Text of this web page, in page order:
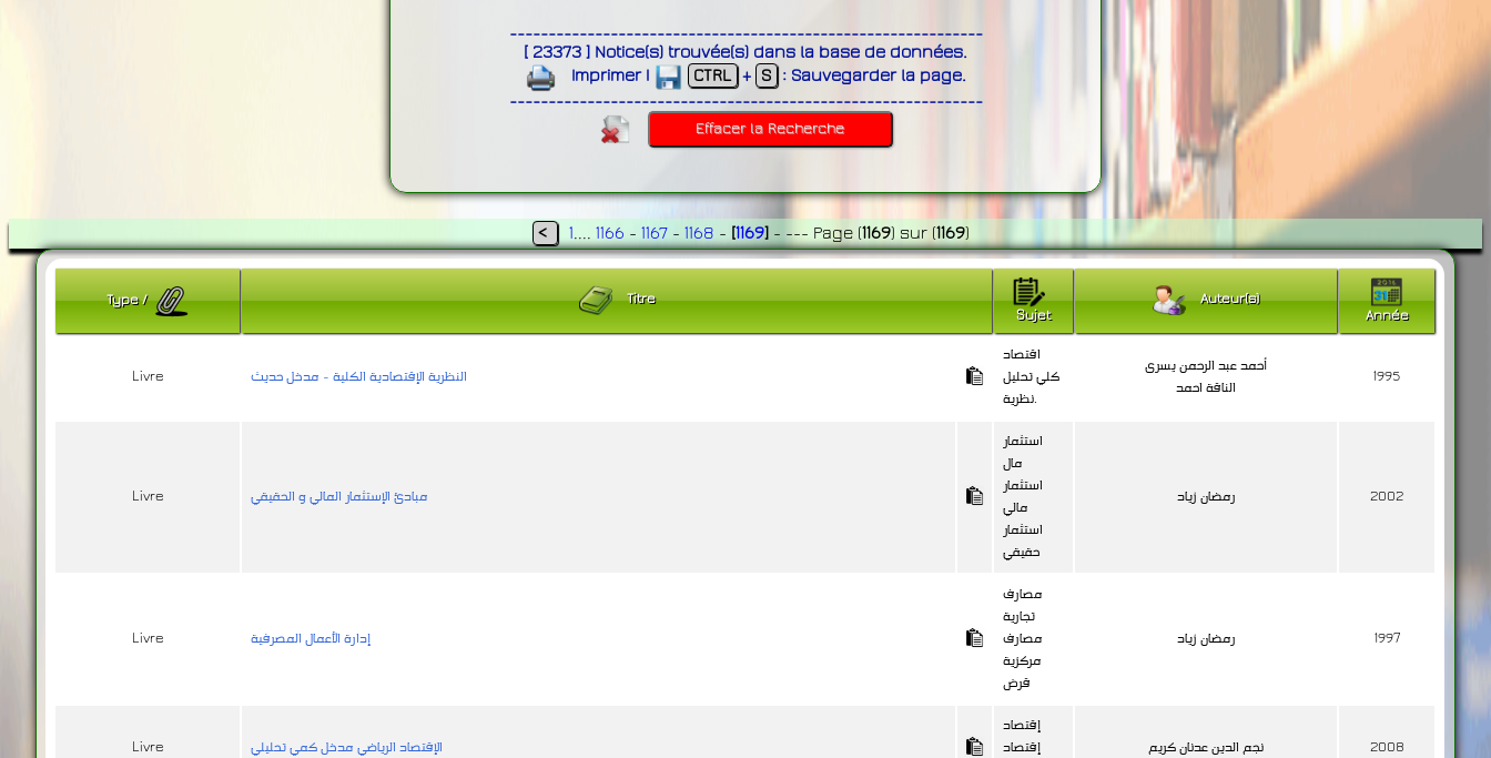
-------------------------------------------------------------
[ 23373 ] Notice(s) trouvée(s) dans la base de données.
Imprimer| CTRL + S : Sauvegarder la page.
-------------------------------------------------------------
< 1 1166 - 1167 - 1168 - [1169] - --- Page (1169) sur (1169)
Type/
Titre
Sujet
Auteur(s)
Année
Livre النظرية الإقتصادية الكلية - مدخل حديث
اقتصاد
كلي تحليل
نظرية.
أحمد عبد الرحمن يسرى
الناقة احمد
1995
Livre مبادئ الإستثمار المالي و الحقيقي
استثمار
مال
استثمار
مالي
استثمار
حقيقي
رمضان زياد 2002
Livre إدارة الأعمال المصرفية
مصارف
تجارية
مصارف
مركزية
قرض
رمضان زياد 1997
Livre الإقتصاد الرياضي مدخل كمي تحليلي
إقتصاد
إقتصاد
نجم الدين عدنان كريم 2008